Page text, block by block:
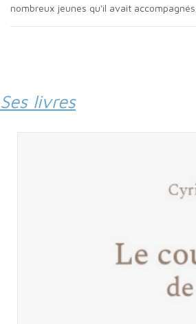
nombreux jeunes qu'il avait accompagnés.
Ses livres